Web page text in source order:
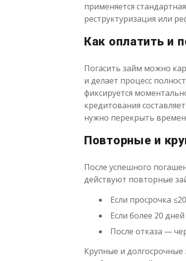
применяется
реструктуризация или
Как оплатить и
Погасить займ можно
и делает процесс
фиксируется
кредитования
нужно перекрыть
Повторные и
После успешного
действуют повторные
Если просрочка
Если более 20
После отказа —
Крупные и